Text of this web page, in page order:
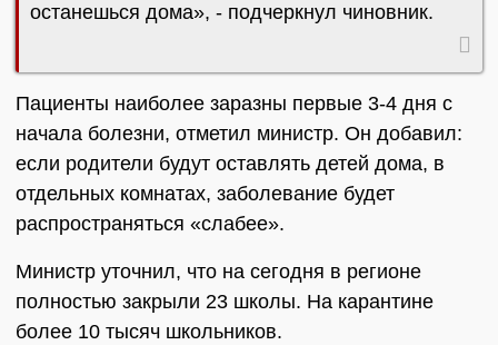
останешься дома», - подчеркнул чиновник.
Пациенты наиболее заразны первые 3-4 дня с
начала болезни, отметил министр. Он добавил:
если родители будут оставлять детей дома, в
отдельных комнатах, заболевание будет
распространяться «слабее».
Министр уточнил, что на сегодня в регионе
полностью закрыли 23 школы. На карантине
более 10 тысяч школьников.